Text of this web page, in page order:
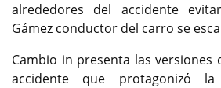
alrededores del accidente
Gámez conductor del carro se
Cambio in presenta las versiones
accidente que protagonizó